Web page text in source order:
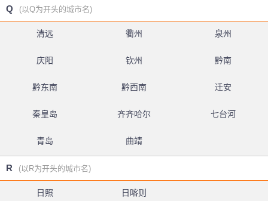
Q (以Q为开头的城市名)
清远 衢州 泉州
庆阳 钦州 黔南
黔东南 黔西南 迁安
秦皇岛 齐齐哈尔 七台河
青岛 曲靖
R (以R为开头的城市名)
日照 日喀则